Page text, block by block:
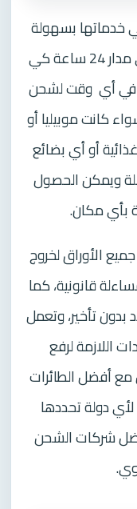
خدماتها بسهولة
ولهذا توفر خدمة عملاء متاحة على مدار 24 ساعة كي
في أي وقت لشحن
كانت موبيليا أو
أو أي بضائع
ويمكن الحصول
بأي مكان.
الأوراق لخروج
قانونية، كما
بدون تأخير، وتعمل
اللازمة لرفع
مع أفضل الطائرات
لأي دولة تحددها
شركات الشحن